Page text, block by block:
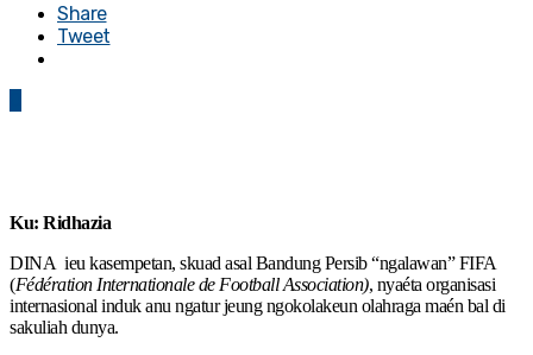
Share
Tweet
Ku: Ridhazia
DINA ieu kasempetan, skuad asal Bandung Persib “ngalawan” FIFA
(Fédération Internationale de Football Association), nyaéta organisasi
internasional induk anu ngatur jeung ngokolakeun olahraga maén bal di
sakuliah dunya.